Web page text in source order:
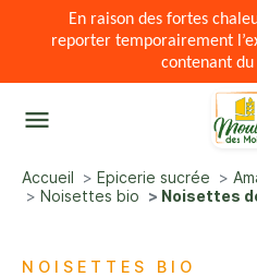
En raison des fortes
reporter temporairement
contenant
menu
Accueil Epicerie sucrée
Noisettes bio
Noisettes
NOISETTES BIO